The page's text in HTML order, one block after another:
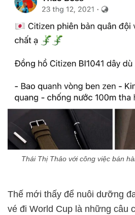
Thái Thị Thảo với công việc bán
Thế mới thấy để nuôi dưỡng
vé đi World Cup là những câu